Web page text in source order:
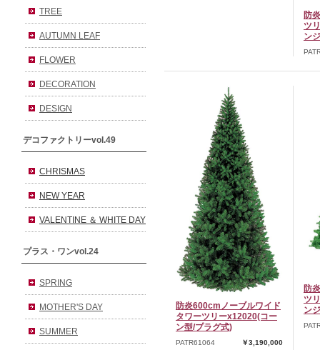
TREE
AUTUMN LEAF
FLOWER
DECORATION
DESIGN
デコファクトリーvol.49
CHRISMAS
NEW YEAR
VALENTINE ＆ WHITE DAY
プラス・ワンvol.24
SPRING
MOTHER'S DAY
SUMMER
防
ツ
ン
防炎600cmノーブルワイド
タワーツリーx12020(コー
ン型/プラグ式)
PATR61064 ￥3,190,000
防
ツ
ン